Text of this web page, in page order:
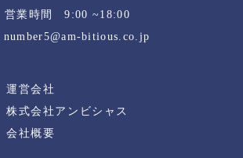
営業時間 9:00 ~18:00
number5@am-bitious.co.jp
運営会社
株式会社アンビシャス
会社概要